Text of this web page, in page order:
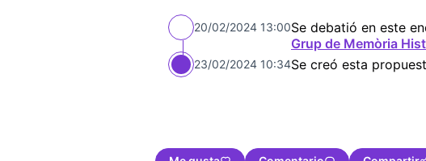
20/02/2024 13:00Se debatió en este
Grup de Memòria
23/02/2024 10:34Se creó esta